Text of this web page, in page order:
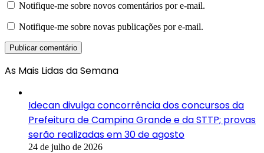
Notifique-me sobre novos comentários por e-mail.
Notifique-me sobre novas publicações por e-mail.
As Mais Lidas da Semana
Idecan divulga concorrência dos concursos da
Prefeitura de Campina Grande e da STTP; provas
serão realizadas em 30 de agosto
24 de julho de 2026